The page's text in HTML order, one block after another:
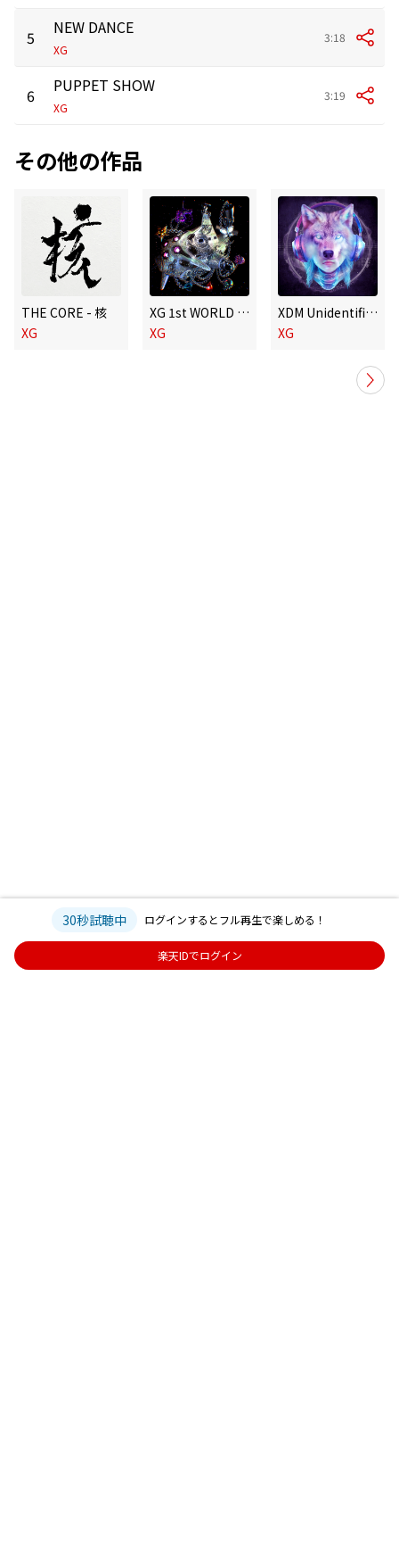
5 NEW DANCE
XG
3:18
6 PUPPET SHOW
XG
3:19
その他の作品
THE CORE - 核
XG
XG 1st WORLD TOUR “The first HOWL” Live
XG
XDM Unidentified Waves
XG
30秒試聴中 ログインするとフル再生で楽しめる！
楽天IDでログイン